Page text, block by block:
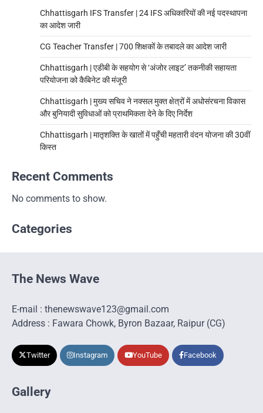
Chhattisgarh IFS Transfer | 24 IFS अधिकारियों की नई पदस्थापना
का आदेश जारी
CG Teacher Transfer | 700 शिक्षकों के तबादले का आदेश जारी
Chhattisgarh | एडीबी के सहयोग से ‘अंजोर लाइट’ तकनीकी सहायता
परियोजना को कैबिनेट की मंजूरी
Chhattisgarh | मुख्य सचिव ने नक्सल मुक्त क्षेत्रों में अधोसंरचना विकास
और बुनियादी सुविधाओं को प्राथमिकता देने के दिए निर्देश
Chhattisgarh | मातृशक्ति के खातों में पहुँची महतारी वंदन योजना की 30वीं
किस्त
Recent Comments
No comments to show.
Categories
The News Wave
E-mail : thenewswave123@gmail.com
Address : Fawara Chowk, Byron Bazaar, Raipur (CG)
Twitter Instagram YouTube Facebook
Gallery